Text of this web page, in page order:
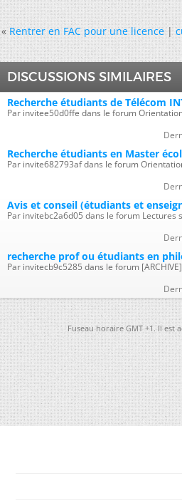
« Rentrer en FAC pour une licence|
DISCUSSIONS SIMILAIRES
Recherche étudiants de Télécom
Par invitee50d0ffe dans le forum
Recherche étudiants en Master
Par invite682793af dans le forum
Avis et conseil (étudiants et
Par invitebc2a6d05 dans le forum Lectures
recherche prof ou étudiants en
Par invitecb9c5285 dans le forum
Fuseau horaire GMT +1. Il est